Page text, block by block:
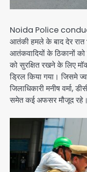
Noida Police
आतंकी हमले के बाद देर
आतंकवादियों के ठिकानों को
को सुरक्षित रखने के लिए
ड्रिल किया गया। जिसमे
जिलाधिकारी मनीष वर्मा,
समेत कई अफसर मौजूद रहे।